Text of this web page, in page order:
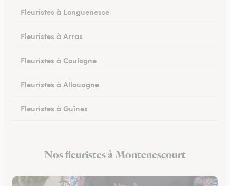
Fleuristes à Longuenesse
Fleuristes à Arras
Fleuristes à Coulogne
Fleuristes à Allouagne
Fleuristes à Guînes
Fleuristes à Rang-du-Fliers
Nos fleuristes à Montenescourt